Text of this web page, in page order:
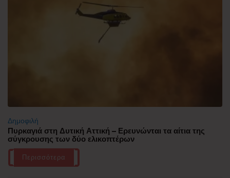
Δημοφιλή
Πυρκαγιά στη Δυτική Αττική – Ερευνώνται τα αίτια της
σύγκρουσης των δύο ελικοπτέρων
Περισσότερα